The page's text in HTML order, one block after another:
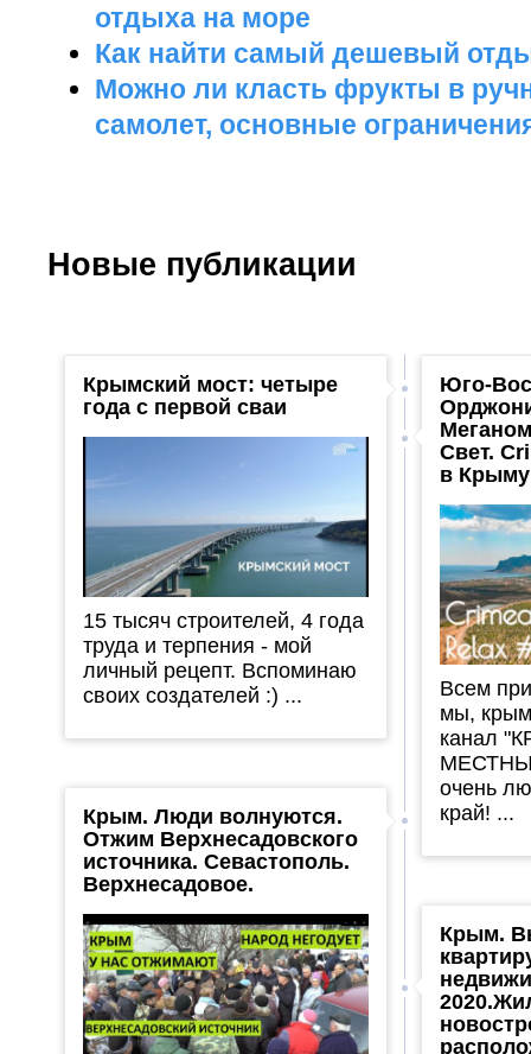
отдыха на море
Как найти самый дешевый
Можно ли класть фрукты в
самолет, основные
Новые публикации
Крымский мост: четыре
года с первой сваи
15 тысяч строителей, 4 года
труда и терпения - мой
личный рецепт. Вспоминаю
своих создателей :) ...
Юго-
Свет.
в Крыму
Всем
мы,
канал
очень
край! ...
Крым. Люди волнуются.
Отжим Верхнесадовского
источника. Севастополь.
Верхнесадовое.
Крым.